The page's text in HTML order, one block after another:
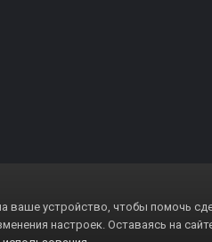
ваше устройство, чтобы помочь
настроек. Оставаясь на